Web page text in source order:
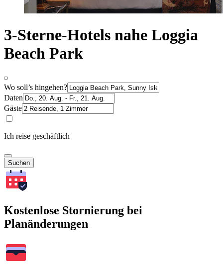
3-Sterne-Hotels nahe Loggia
Beach Park
Wo soll’s hingehen?
Daten
Gäste
Ich reise geschäftlich
Suchen
Kostenlose Stornierung bei
Planänderungen